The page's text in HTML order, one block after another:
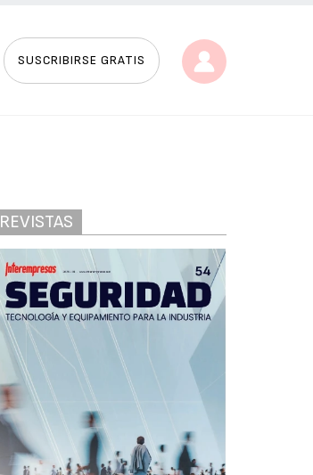
SUSCRIBIRSE GRATIS
REVISTAS